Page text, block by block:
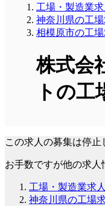
工場・製造業求
神奈川県の工場
相模原市の工場
株式会
トの工
この求人の募集は停止
お手数ですが他の求人
工場・製造業求人
神奈川県の工場